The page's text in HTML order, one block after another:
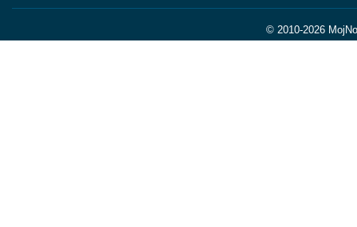
© 2010-2026